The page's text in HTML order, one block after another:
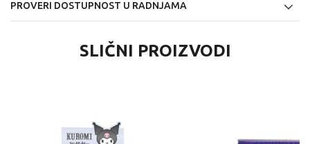
PROVERI DOSTUPNOST U RADNJAMA
SLIČNI PROIZVODI